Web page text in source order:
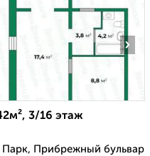
›
3/16 этаж
Прибрежный бульвар